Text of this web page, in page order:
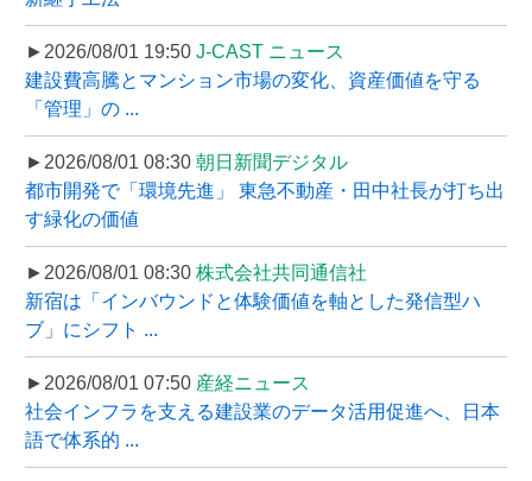
►2026/08/01 19:50 J-CAST ニュース
建設費高騰とマンション市場の変化、資産価値を守る
「管理」の ...
►2026/08/01 08:30 朝日新聞デジタル
都市開発で「環境先進」 東急不動産・田中社長が打ち出
す緑化の価値
►2026/08/01 08:30 株式会社共同通信社
新宿は「インバウンドと体験価値を軸とした発信型ハ
ブ」にシフト ...
►2026/08/01 07:50 産経ニュース
社会インフラを支える建設業のデータ活用促進へ、日本
語で体系的 ...